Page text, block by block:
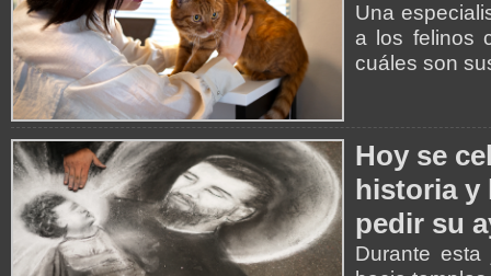
Una
a los felinos
cuáles son
Hoy se
historia y
pedir su
Durante esta